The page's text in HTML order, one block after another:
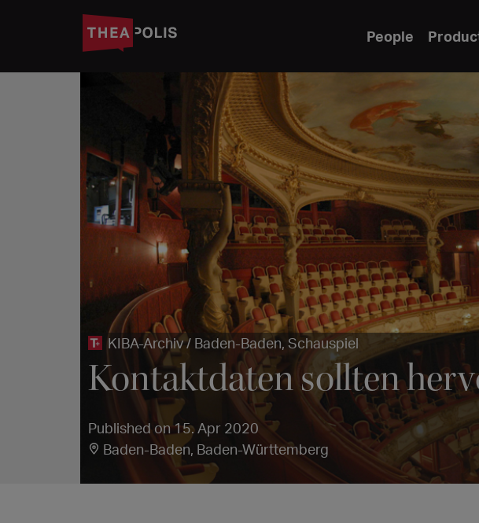
People
KIBA-Archiv / Baden-Baden, Schauspiel
Kontaktdaten sollten
Published on 15. Apr 2020
Baden-Baden, Baden-Württemberg